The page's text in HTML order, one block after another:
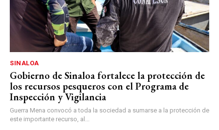
SINALOA
Gobierno de Sinaloa fortalece la protección de
los recursos pesqueros con el Programa de
Inspección y Vigilancia
Guerra Mena convocó a toda la sociedad a sumarse a la protección de
este importante recurso, al...